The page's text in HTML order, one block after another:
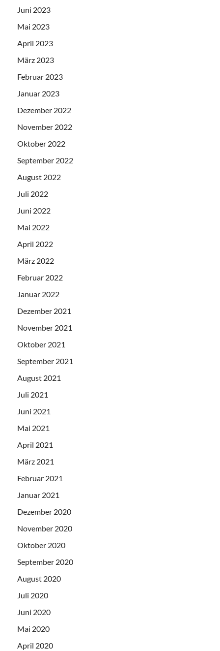
Juni 2023
Mai 2023
April 2023
März 2023
Februar 2023
Januar 2023
Dezember 2022
November 2022
Oktober 2022
September 2022
August 2022
Juli 2022
Juni 2022
Mai 2022
April 2022
März 2022
Februar 2022
Januar 2022
Dezember 2021
November 2021
Oktober 2021
September 2021
August 2021
Juli 2021
Juni 2021
Mai 2021
April 2021
März 2021
Februar 2021
Januar 2021
Dezember 2020
November 2020
Oktober 2020
September 2020
August 2020
Juli 2020
Juni 2020
Mai 2020
April 2020